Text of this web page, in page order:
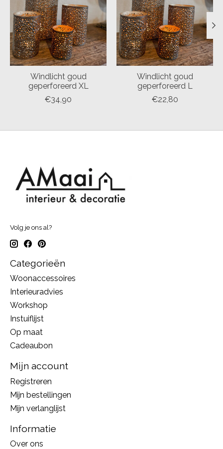
Windlicht goud
geperforeerd XL
€34,90
Windlicht goud
geperforeerd L
€22,80
Volg je ons al?
Categorieën
Woonaccessoires
Interieuradvies
Workshop
Instuiflijst
Op maat
Cadeaubon
Mijn account
Registreren
Mijn bestellingen
Mijn verlanglijst
Informatie
Over ons